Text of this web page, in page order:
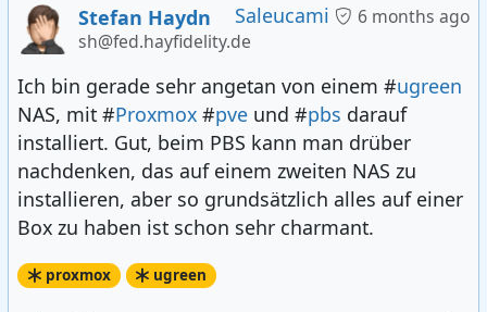
Saleucami 6 months ago
Stefan Haydn
sh@fed.hayfidelity.de
Ich bin gerade sehr angetan von einem #ugreen
NAS, mit #Proxmox #pve und #pbs darauf
installiert. Gut, beim PBS kann man drüber
nachdenken, das auf einem zweiten NAS zu
installieren, aber so grundsätzlich alles auf einer
Box zu haben ist schon sehr charmant.
proxmox ugreen